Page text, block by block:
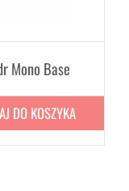
Mono Base
DO KOSZYKA